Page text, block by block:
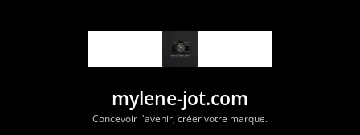
mylene-jot.com
Concevoir l'avenir, créer votre marque.